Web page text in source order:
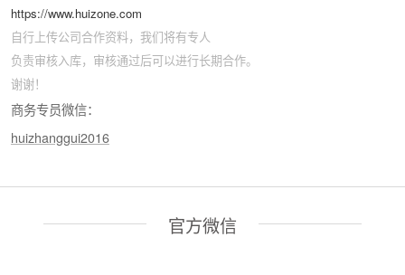
https://www.huizone.com
自行上传公司合作资料，我们将有专人
负责审核入库，审核通过后可以进行长期合作。
谢谢！
商务专员微信：
huizhanggui2016
官方微信